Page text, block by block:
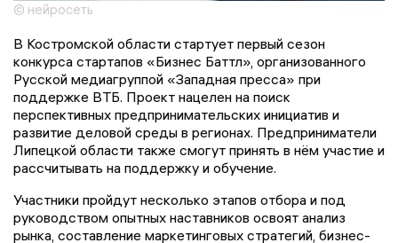
© нейросеть
В Костромской области стартует первый сезон
конкурса стартапов «Бизнес Баттл», организованного
Русской медиагруппой «Западная пресса» при
поддержке ВТБ. Проект нацелен на поиск
перспективных предпринимательских инициатив и
развитие деловой среды в регионах. Предприниматели
Липецкой области также смогут принять в нём участие и
рассчитывать на поддержку и обучение.
Участники пройдут несколько этапов отбора и под
руководством опытных наставников освоят анализ
рынка, составление маркетинговых стратегий, бизнес-